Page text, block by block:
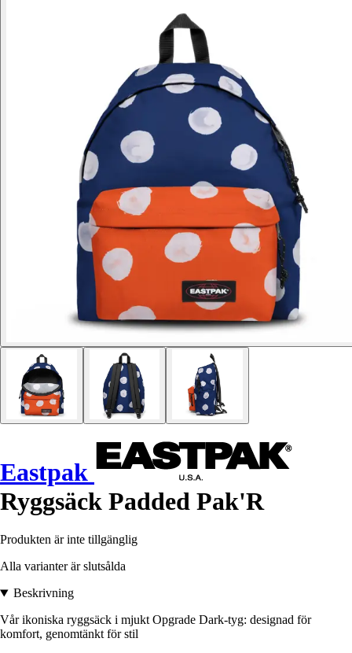
Eastpak
Ryggsäck Padded Pak'R
Produkten är inte tillgänglig
Alla varianter är slutsålda
Beskrivning
Vår ikoniska ryggsäck i mjukt Opgrade Dark-tyg: designad för
komfort, genomtänkt för stil